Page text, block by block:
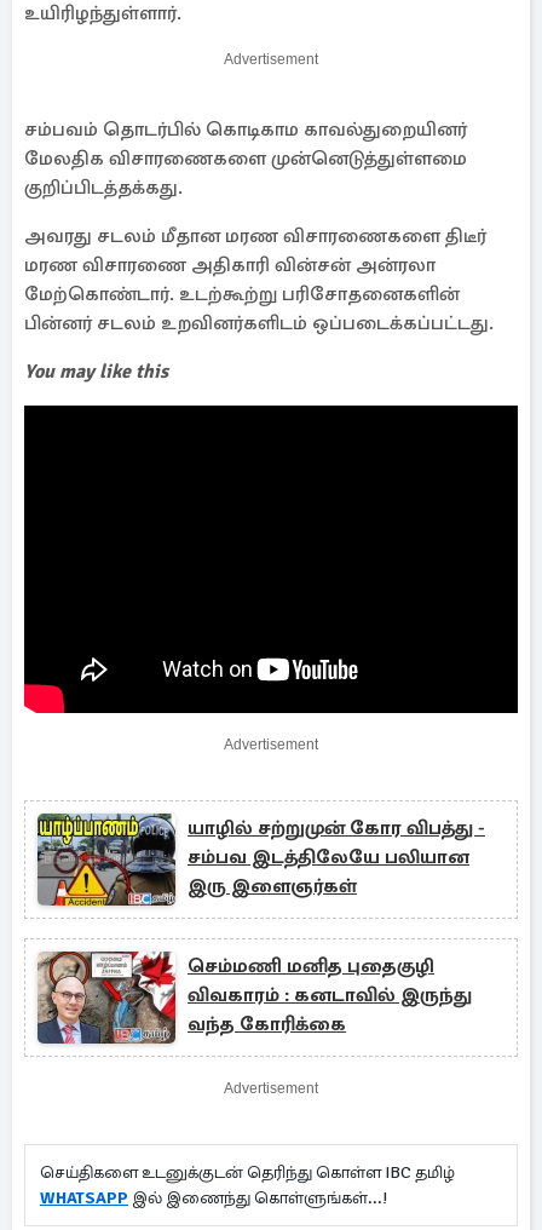
உயிரிழந்துள்ளார்.
Advertisement
சம்பவம் தொடர்பில் கொடிகாம காவல்துறையினர்
மேலதிக விசாரணைகளை முன்னெடுத்துள்ளமை
குறிப்பிடத்தக்கது.
அவரது சடலம் மீதான மரண விசாரணைகளை திடீர்
மரண விசாரணை அதிகாரி வின்சன் அன்ரலா
மேற்கொண்டார். உடற்கூற்று பரிசோதனைகளின்
பின்னர் சடலம் உறவினர்களிடம் ஒப்படைக்கப்பட்டது.
You may like this
Advertisement
யாழில் சற்றுமுன் கோர விபத்து -
சம்பவ இடத்திலேயே பலியான
இரு இளைஞர்கள்
செம்மணி மனித புதைகுழி
விவகாரம் : கனடாவில் இருந்து
வந்த கோரிக்கை
Advertisement
செய்திகளை உடனுக்குடன் தெரிந்து கொள்ள IBC தமிழ்
WHATSAPP இல் இணைந்து கொள்ளுங்கள்...!